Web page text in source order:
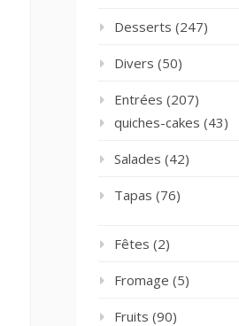
Desserts (247)
Divers (50)
Entrées (207)
quiches-cakes (43)
Salades (42)
Tapas (76)
Fêtes (2)
Fromage (5)
Fruits (90)